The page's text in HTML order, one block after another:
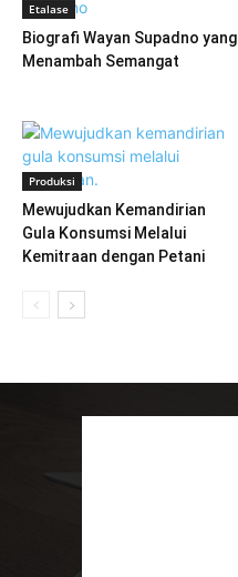
Etalase
Biografi Wayan Supadno yang
Menambah Semangat
Produksi
Mewujudkan Kemandirian
Gula Konsumsi Melalui
Kemitraan dengan Petani